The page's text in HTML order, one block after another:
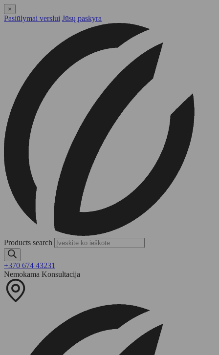
×
Pasiūlymai verslui Jūsų paskyra
Products search
+370 674 43231
Nemokama Konsultacija